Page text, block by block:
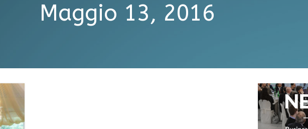
Maggio 13, 2016